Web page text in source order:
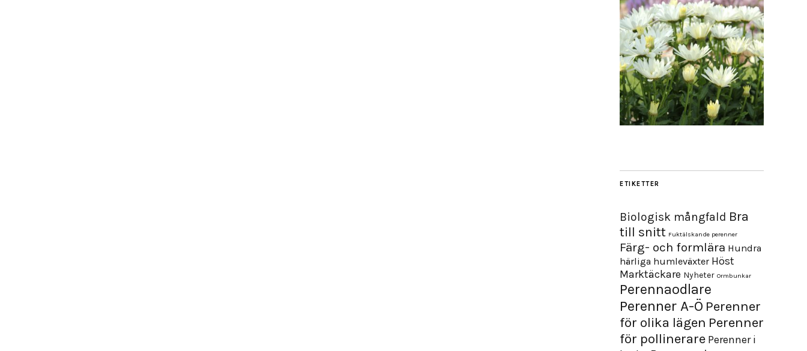
ETIKETTER
Biologisk mångfald Bra
till snitt Fuktälskande perenner
Färg- och formlära Hundra
härliga humleväxter Höst
Marktäckare Nyheter Ormbunkar
Perennaodlare
Perenner A-Ö Perenner
för olika lägen Perenner
för pollinerare Perenner i